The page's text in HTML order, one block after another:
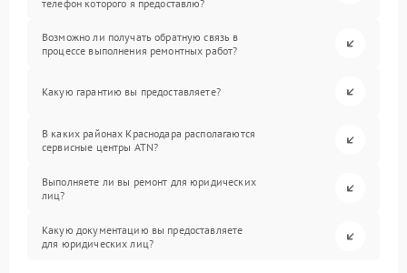
телефон которого я предоставлю?
Возможно ли получать обратную связь в
процессе выполнения ремонтных работ?
Какую гарантию вы предоставляете?
В каких районах Краснодара располагаются
сервисные центры ATN?
Выполняете ли вы ремонт для юридических
лиц?
Какую документацию вы предоставляете
для юридических лиц?